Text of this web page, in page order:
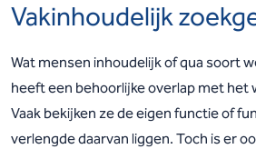
Vakinhoudelijk
Wat mensen inhoudelijk of qua soort
heeft een behoorlijke overlap met het
Vaak bekijken ze de eigen functie of
verlengde daarvan liggen. Toch is er